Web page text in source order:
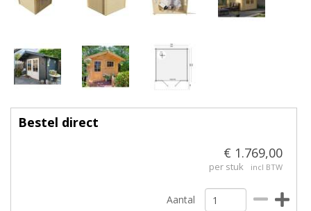
Bestel direct
€ 1.769,00
per stuk incl BTW
Aantal